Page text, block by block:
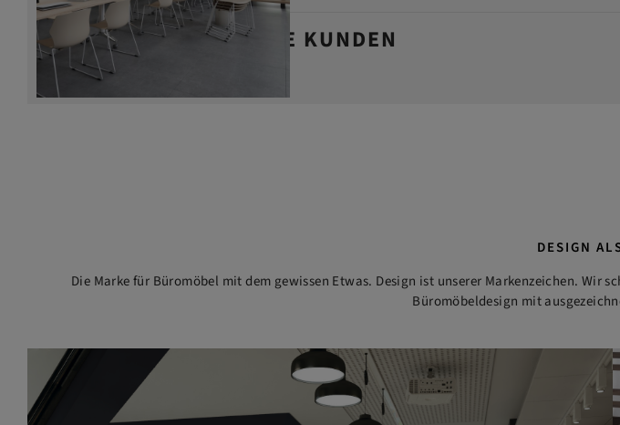
DAS SAGEN UNSERE KUNDEN
DESIGN
Die Marke für Büromöbel mit dem gewissen Etwas. Design ist unserer Markenzeichen. Wir
Büromöbeldesign mit